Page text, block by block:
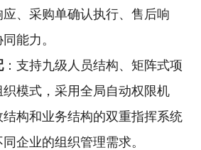
、采购单确认执行、售后响
能力。
：支持九级人员结构、矩阵式项
织模式，采用全局自动权限机
构和业务结构的双重指挥系统
企业的组织管理需求。